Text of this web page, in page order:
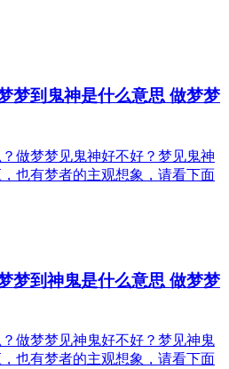
梦到鬼神是什么意思 做梦梦
做梦梦见鬼神好不好？梦见鬼神
也有梦者的主观想象，请看下面
梦到神鬼是什么意思 做梦梦
做梦梦见神鬼好不好？梦见神鬼
也有梦者的主观想象，请看下面